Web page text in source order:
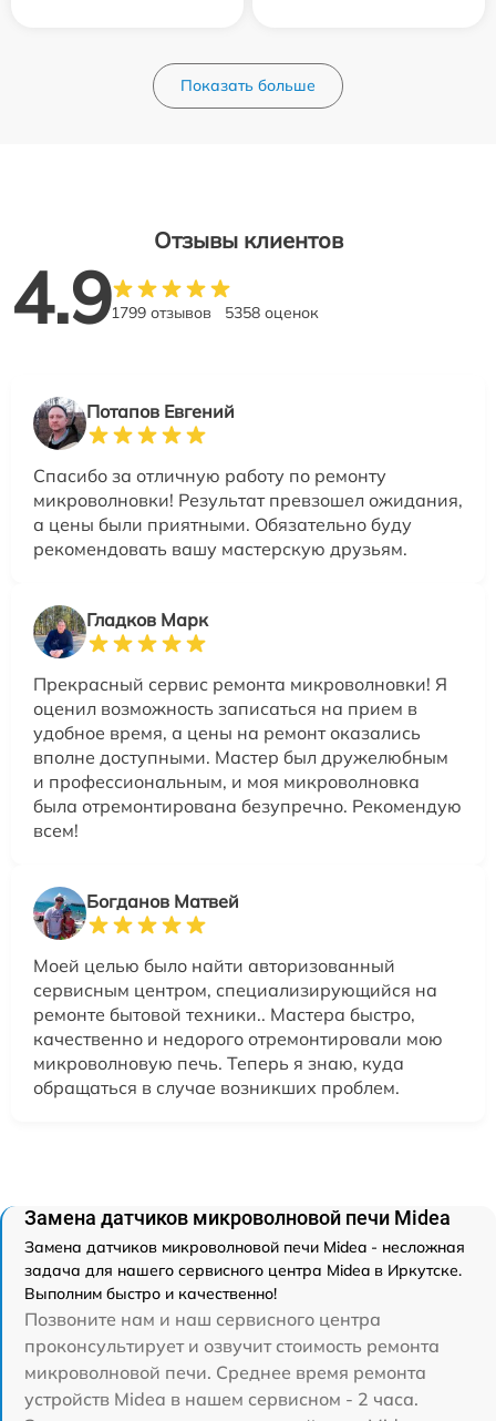
Показать больше
Отзывы клиентов
4.91799 отзывов 5358 оценок
Потапов Евгений
Спасибо за отличную работу по ремонту
микроволновки! Результат превзошел ожидания,
а цены были приятными. Обязательно буду
рекомендовать вашу мастерскую друзьям.
Гладков Марк
Прекрасный сервис ремонта микроволновки! Я
оценил возможность записаться на прием в
удобное время, а цены на ремонт оказались
вполне доступными. Мастер был дружелюбным
и профессиональным, и моя микроволновка
была отремонтирована безупречно. Рекомендую
всем!
Богданов Матвей
Моей целью было найти авторизованный
сервисным центром, специализирующийся на
ремонте бытовой техники.. Мастера быстро,
качественно и недорого отремонтировали мою
микроволновую печь. Теперь я знаю, куда
обращаться в случае возникших проблем.
Замена датчиков микроволновой печи Midea
Замена датчиков микроволновой печи Midea - несложная
задача для нашего сервисного центра Midea в Иркутске.
Выполним быстро и качественно!
Позвоните нам и наш сервисного центра
проконсультирует и озвучит стоимость ремонта
микроволновой печи. Среднее время ремонта
устройств Midea в нашем сервисном - 2 часа.